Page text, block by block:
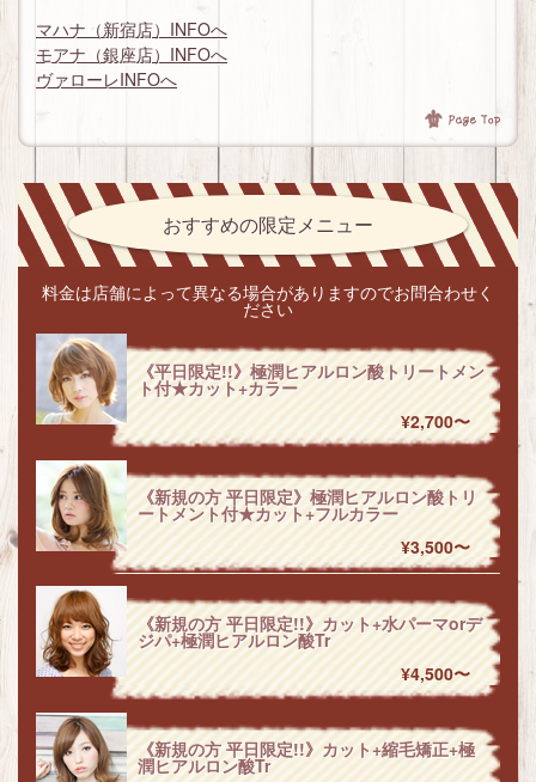
マハナ（新宿店）INFOへ
モアナ（銀座店）INFOへ
ヴァローレINFOへ
おすすめの限定メニュー
料金は店舗によって異なる場合がありますのでお問合わせく
ださい
《平日限定!!》極潤ヒアルロン酸トリートメン
ト付★カット+カラー
¥2,700〜
《新規の方 平日限定》極潤ヒアルロン酸トリ
ートメント付★カット+フルカラー
¥3,500〜
《新規の方 平日限定!!》カット+水パーマorデ
ジパ+極潤ヒアルロン酸Tr
¥4,500〜
《新規の方 平日限定!!》カット+縮毛矯正+極
潤ヒアルロン酸Tr